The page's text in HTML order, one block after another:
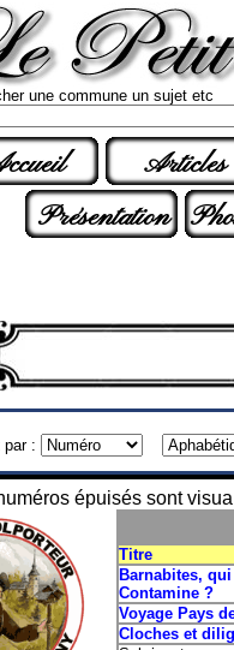
une commune un sujet etc
Articles
Présentation
par :
épuisés sont
Titre
Barnabites,
Contamine ?
Voyage Pays
Cloches et